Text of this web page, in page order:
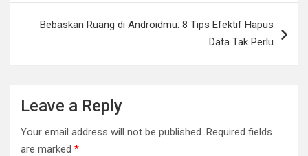
Bebaskan Ruang di Androidmu: 8 Tips Efektif Hapus
Data Tak Perlu
Leave a Reply
Your email address will not be published. Required fields
are marked *